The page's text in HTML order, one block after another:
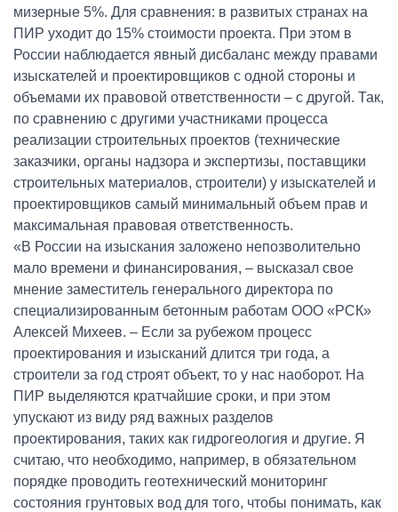
мизерные 5%. Для сравнения: в развитых странах на
ПИР уходит до 15% стоимости проекта. При этом в
России наблюдается явный дисбаланс между правами
изыскателей и проектировщиков с одной стороны и
объемами их правовой ответственности – с другой. Так,
по сравнению с другими участниками процесса
реализации строительных проектов (технические
заказчики, органы надзора и экспертизы, поставщики
строительных материалов, строители) у изыскателей и
проектировщиков самый минимальный объем прав и
максимальная правовая ответственность.
«В России на изыскания заложено непозволительно
мало времени и финансирования, – высказал свое
мнение заместитель генерального директора по
специализированным бетонным работам ООО «РСК»
Алексей Михеев. – Если за рубежом процесс
проектирования и изысканий длится три года, а
строители за год строят объект, то у нас наоборот. На
ПИР выделяются кратчайшие сроки, и при этом
упускают из виду ряд важных разделов
проектирования, таких как гидрогеология и другие. Я
считаю, что необходимо, например, в обязательном
порядке проводить геотехнический мониторинг
состояния грунтовых вод для того, чтобы понимать, как